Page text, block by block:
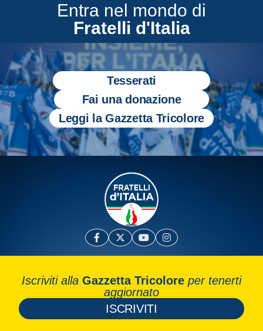
Entra nel mondo di
Fratelli d'Italia
Tesserati
Fai una donazione
Leggi la Gazzetta Tricolore
Iscriviti alla Gazzetta Tricolore per tenerti
aggiornato
ISCRIVITI